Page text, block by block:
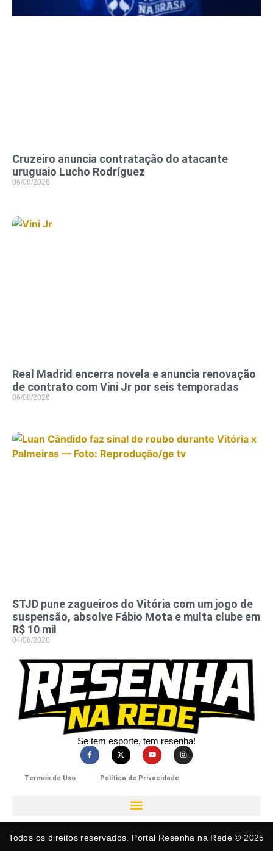
Cruzeiro anuncia contratação do atacante
uruguaio Lucho Rodríguez
06/08/2026
Real Madrid encerra novela e anuncia renovação
de contrato com Vini Jr por seis temporadas
06/08/2026
STJD pune zagueiros do Vitória com um jogo de
suspensão, absolve Fábio Mota e multa clube em
R$ 10 mil
04/08/2026
Se tem esporte, tem resenha!​
Termos de Uso Política de Privacidade
Todos os direitos reservados. Portal Resenha na Rede © 2025